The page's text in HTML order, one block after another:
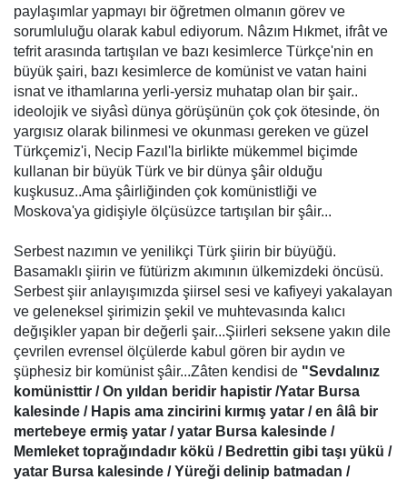
paylaşımlar yapmayı bir öğretmen olmanın görev ve
sorumluluğu olarak kabul ediyorum. Nâzım Hıkmet, ifrât ve
tefrit arasında tartışılan ve bazı kesimlerce Türkçe'nin en
büyük şairi, bazı kesimlerce de komünist ve vatan haini
isnat ve ithamlarına yerli-yersiz muhatap olan bir şair..
ideolojik ve siyâsì dünya görüşünün çok çok ötesinde, ön
yargısız olarak bilinmesi ve okunması gereken ve güzel
Türkçemiz'i, Necip Fazıl'la birlikte mükemmel biçimde
kullanan bir büyük Türk ve bir dünya şâir olduğu
kuşkusuz..Ama şâirliğinden çok komünistliği ve
Moskova'ya gidişiyle ölçüsüzce tartışılan bir şâir...
Serbest nazımın ve yenilikçi Türk şiirin bir büyüğü.
Basamaklı şiirin ve fütürizm akımının ülkemizdeki öncüsü.
Serbest şiir anlayışımızda şiirsel sesi ve kafiyeyi yakalayan
ve geleneksel şirimizin şekil ve muhtevasında kalıcı
değışikler yapan bir değerli şair...Şiirleri seksene yakın dile
çevrilen evrensel ölçülerde kabul gören bir aydın ve
şüphesiz bir komünist şâir...Zâten kendisi de "Sevdalınız
komünisttir / On yıldan beridir hapistir /Yatar Bursa
kalesinde / Hapis ama zincirini kırmış yatar / en âlâ bir
mertebeye ermiş yatar / yatar Bursa kalesinde /
Memleket toprağındadır kökü / Bedrettin gibi taşı yükü /
yatar Bursa kalesinde / Yüreği delinip batmadan /